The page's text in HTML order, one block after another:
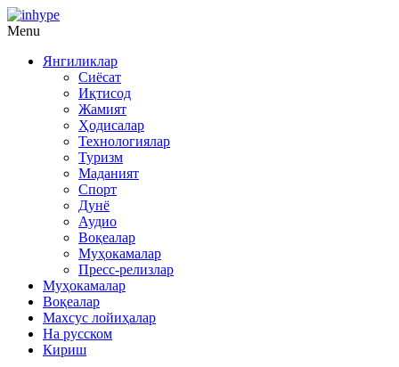
Menu
Янгиликлар
Сиёсат
Иқтисод
Жамият
Ҳодисалар
Технологиялар
Туризм
Маданият
Спорт
Дунё
Аудио
Воқеалар
Муҳокамалар
Пресс-релизлар
Муҳокамалар
Воқеалар
Махсус лойиҳалар
На русском
Кириш